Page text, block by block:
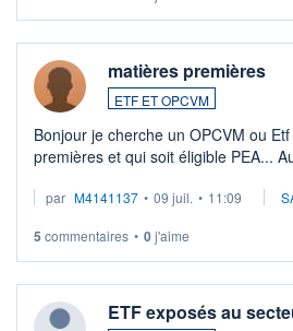
matières premières
ETF ET OPCVM
Bonjour je cherche un OPCVM ou
premières et qui soit éligible PEA...
par M4141137 • 09 juil. • 11:09
5 commentaires • 0j'aime
ETF exposés au